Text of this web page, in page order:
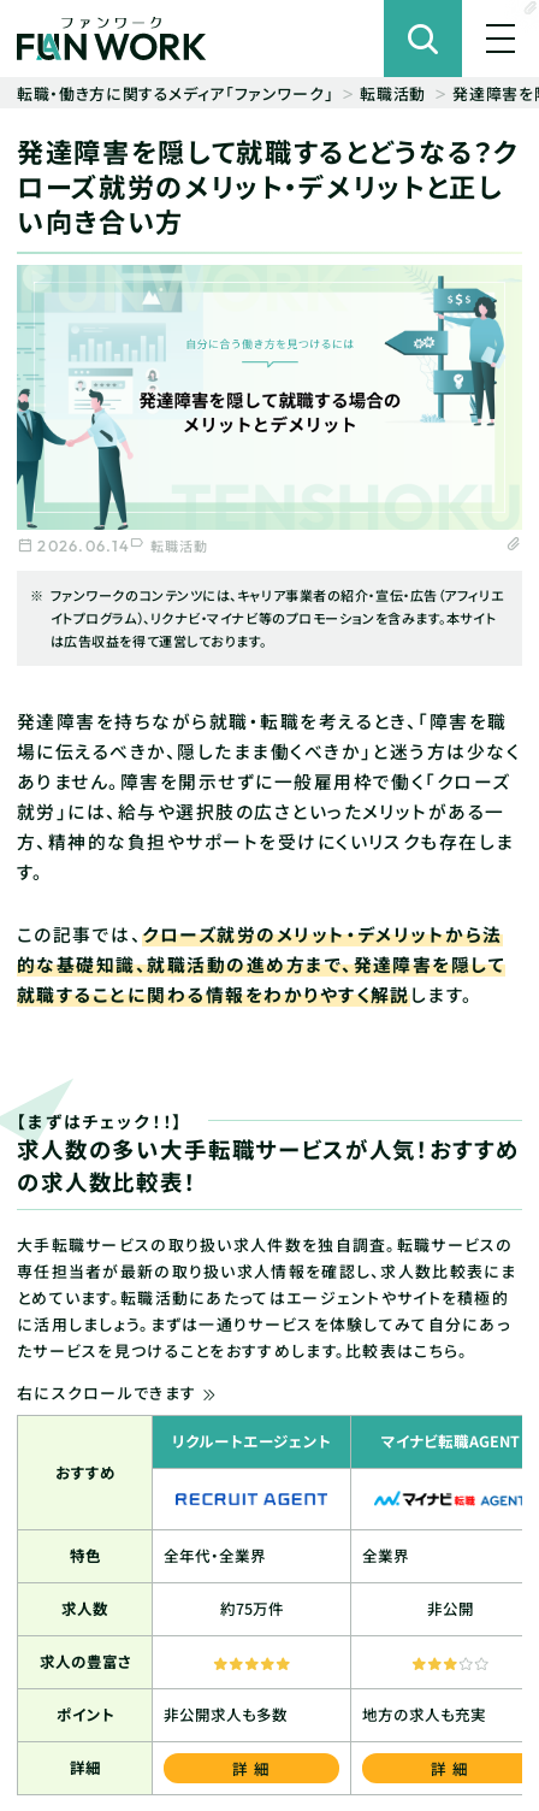
転職・働き方に関するメディア「ファンワーク」 転職活動 発達障害を
発達障害を隠して就職するとどうなる？ク
ローズ就労のメリット・デメリットと正し
い向き合い方
2026.06.14 転職活動
ファンワークのコンテンツには、キャリア事業者の紹介・宣伝・広告（アフィリエ
イトプログラム）、リクナビ・マイナビ等のプロモーションを含みます。本サイト
は広告収益を得て運営しております。
発達障害を持ちながら就職・転職を考えるとき、「障害を職
場に伝えるべきか、隠したまま働くべきか」と迷う方は少なく
ありません。障害を開示せずに一般雇用枠で働く「クローズ
就労」には、給与や選択肢の広さといったメリットがある一
方、精神的な負担やサポートを受けにくいリスクも存在しま
す。
この記事では、クローズ就労のメリット・デメリットから法
的な基礎知識、就職活動の進め方まで、発達障害を隠して
就職することに関わる情報をわかりやすく解説します。
【まずはチェック！！】
求人数の多い大手転職サービスが人気！おすすめ
の求人数比較表！
大手転職サービスの取り扱い求人件数を独自調査。転職サービスの
専任担当者が最新の取り扱い求人情報を確認し、求人数比較表にま
とめています。転職活動にあたってはエージェントやサイトを積極的
に活用しましょう。まずは一通りサービスを体験してみて自分にあっ
たサービスを見つけることをおすすめします。比較表はこちら。
右にスクロールできます
おすすめ
リクルートエージェント マイナビ転職AGENT
特色 全年代・全業界 全業界
求人数 約75万件 非公開
求人の豊富さ
ポイント 非公開求人も多数 地方の求人も充実
詳細 詳細 詳細